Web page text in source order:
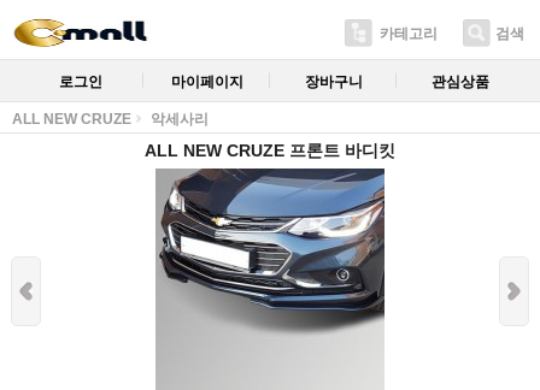
카테고리 검색
로그인 마이페이지 장바구니 관심상품
ALL NEW CRUZE 악세사리
ALL NEW CRUZE 프론트 바디킷